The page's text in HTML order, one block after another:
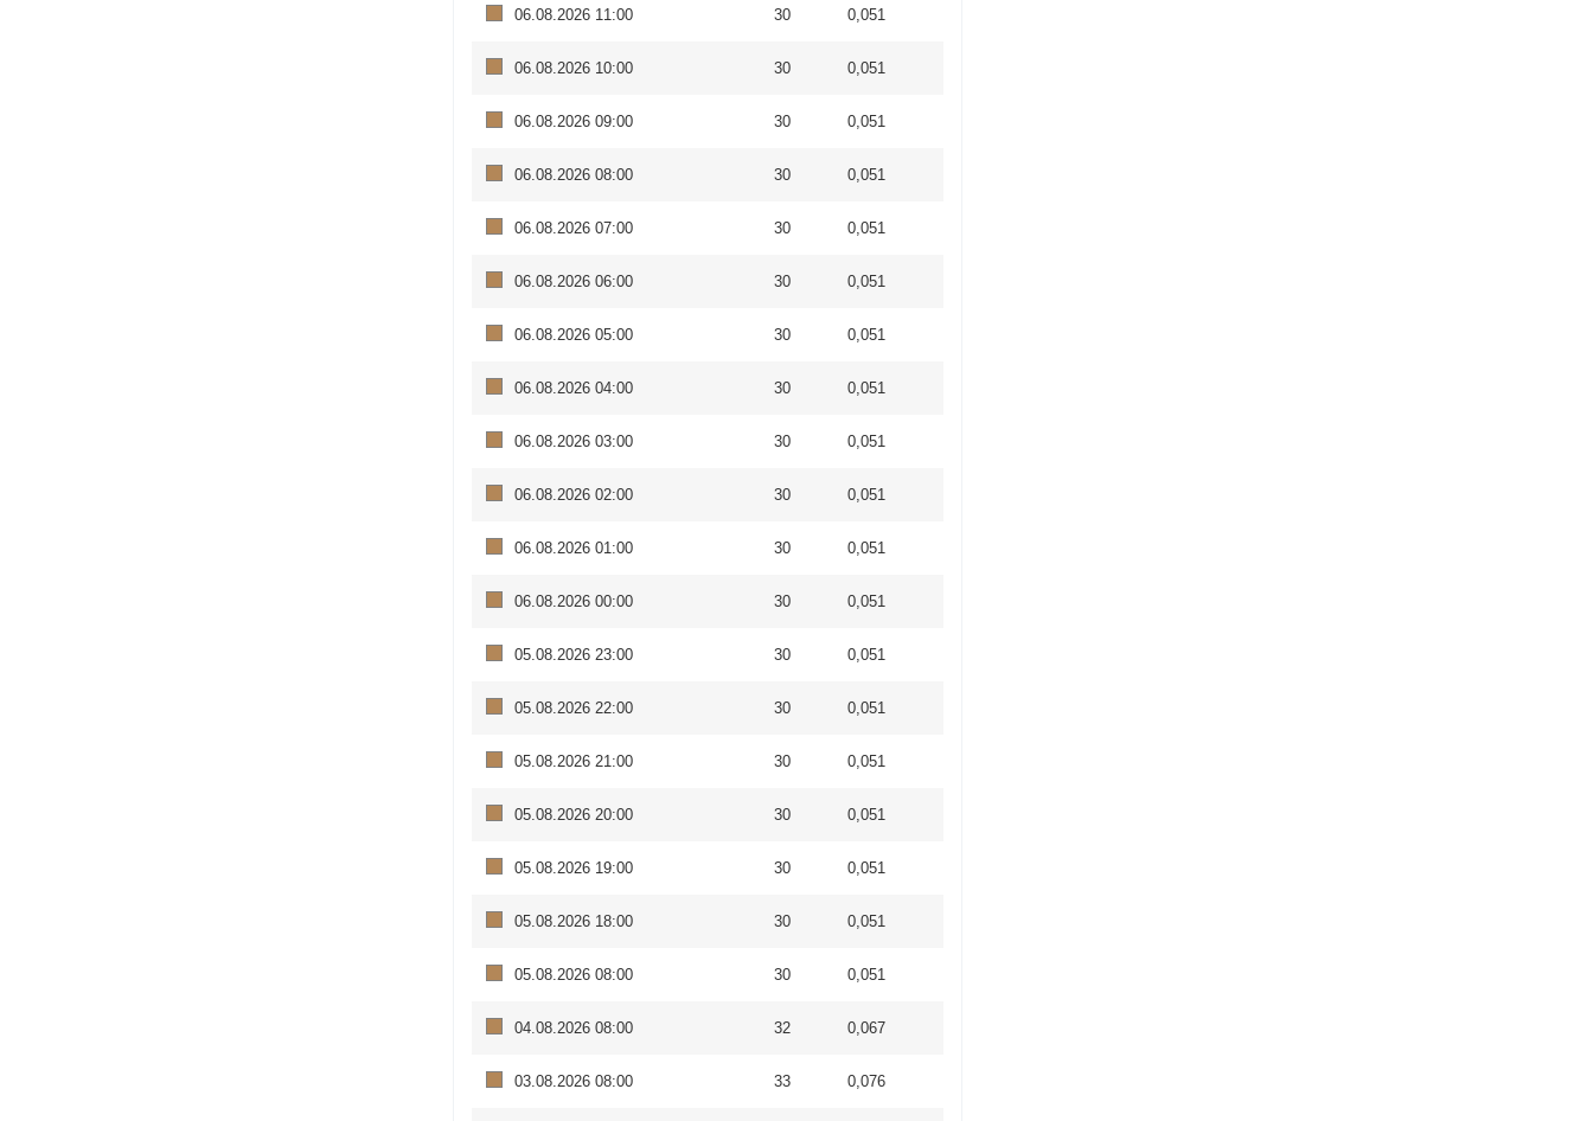
06.08.2026 11:00 30 0,051
06.08.2026 10:00 30 0,051
06.08.2026 09:00 30 0,051
06.08.2026 08:00 30 0,051
06.08.2026 07:00 30 0,051
06.08.2026 06:00 30 0,051
06.08.2026 05:00 30 0,051
06.08.2026 04:00 30 0,051
06.08.2026 03:00 30 0,051
06.08.2026 02:00 30 0,051
06.08.2026 01:00 30 0,051
06.08.2026 00:00 30 0,051
05.08.2026 23:00 30 0,051
05.08.2026 22:00 30 0,051
05.08.2026 21:00 30 0,051
05.08.2026 20:00 30 0,051
05.08.2026 19:00 30 0,051
05.08.2026 18:00 30 0,051
05.08.2026 08:00 30 0,051
04.08.2026 08:00 32 0,067
03.08.2026 08:00 33 0,076